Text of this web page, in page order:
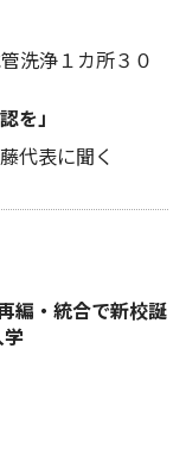
洗浄１カ所３０
を」
代表に聞く
編・統合で新校誕
学